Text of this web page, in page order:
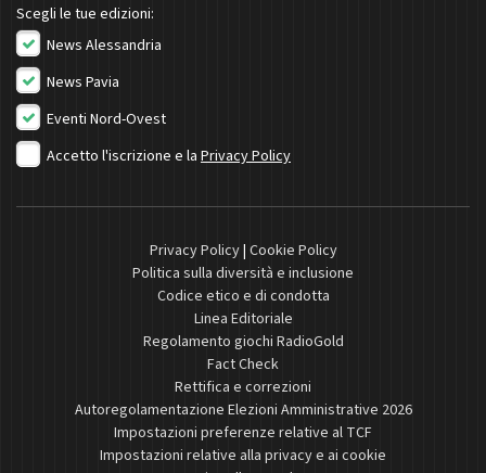
Scegli le tue edizioni:
News Alessandria
News Pavia
Eventi Nord-Ovest
Accetto l'iscrizione e la Privacy Policy
Privacy Policy| Cookie Policy
Politica sulla diversità e inclusione
Codice etico e di condotta
Linea Editoriale
Regolamento giochi RadioGold
Fact Check
Rettifica e correzioni
Autoregolamentazione Elezioni Amministrative 2026
Impostazioni preferenze relative al TCF
Impostazioni relative alla privacy e ai cookie